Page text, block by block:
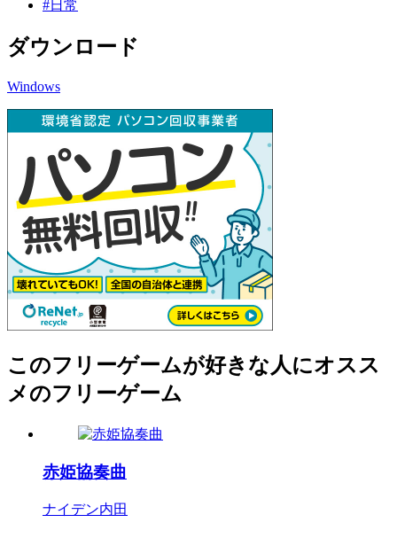
#日常
ダウンロード
Windows
このフリーゲームが好きな人にオスス
メのフリーゲーム
赤姫協奏曲
ナイデン内田